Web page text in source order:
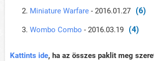
Miniature Warfare - 2016.01.27 (6)
Wombo Combo - 2016.03.19 (4)
Kattints ide, ha az összes paklit meg